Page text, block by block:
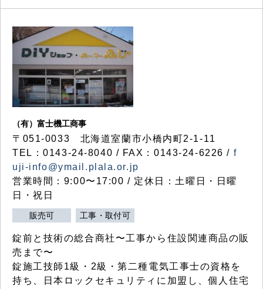
（有）富士機工商事
〒051-0033 北海道室蘭市小橋内町2-1-11
TEL：0143-24-8040 / FAX：0143-24-6226 / f
uji-info@ymail.plala.or.jp
営業時間：9:00〜17:00 / 定休日：土曜日・日曜
日・祝日
販売可 工事・取付可
錠前と技術の総合商社〜工事から住設関連商品の販
売まで〜
錠施工技師1級・2級・第二種電気工事士の資格を
持ち、日本ロックセキュリティに加盟し、個人住宅